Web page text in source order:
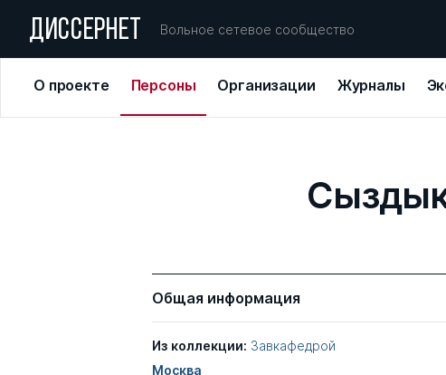
ДИССЕРНЕТ Вольное сетевое сообщество
О проекте Персоны Организации Журналы
Общая информация
Из коллекции: Завкафедрой
Москва